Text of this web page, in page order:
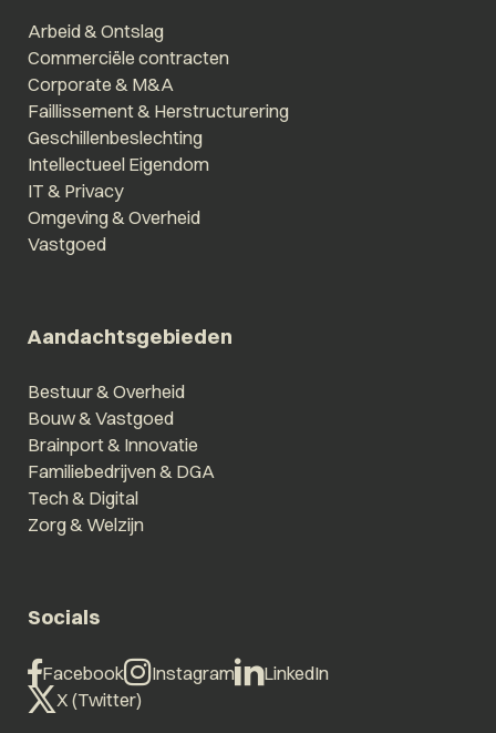
Arbeid & Ontslag
Commerciële contracten
Corporate & M&A
Faillissement & Herstructurering
Geschillenbeslechting
Intellectueel Eigendom
IT & Privacy
Omgeving & Overheid
Vastgoed
Aandachtsgebieden
Bestuur & Overheid
Bouw & Vastgoed
Brainport & Innovatie
Familiebedrijven & DGA
Tech & Digital
Zorg & Welzijn
Socials
Facebook Instagram
LinkedIn
X (Twitter)